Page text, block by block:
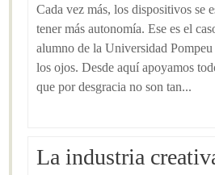
Cada vez más, los dispositivos se
tener más autonomía. Ese es el
alumno de la Universidad
los ojos. Desde aquí apoyamos
que por desgracia no son tan...
La industria